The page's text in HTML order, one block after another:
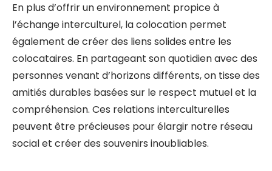
En plus d’offrir un environnement propice à
l’échange interculturel, la colocation permet
également de créer des liens solides entre les
colocataires. En partageant son quotidien avec des
personnes venant d’horizons différents, on tisse des
amitiés durables basées sur le respect mutuel et la
compréhension. Ces relations interculturelles
peuvent être précieuses pour élargir notre réseau
social et créer des souvenirs inoubliables.